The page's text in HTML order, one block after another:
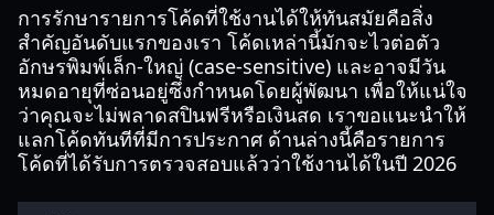
การรักษารายการโค้ดที่ใช้งานได้ให้ทันสมัยคือสิ่ง
สำคัญอันดับแรกของเรา โค้ดเหล่านี้มักจะไวต่อตัว
อักษรพิมพ์เล็ก-ใหญ่ (case-sensitive) และอาจมีวัน
หมดอายุที่ซ่อนอยู่ซึ่งกำหนดโดยผู้พัฒนา เพื่อให้แน่ใจ
ว่าคุณจะไม่พลาดสปินฟรีหรือเงินสด เราขอแนะนำให้
แลกโค้ดทันทีที่มีการประกาศ ด้านล่างนี้คือรายการ
โค้ดที่ได้รับการตรวจสอบแล้วว่าใช้งานได้ในปี 2026